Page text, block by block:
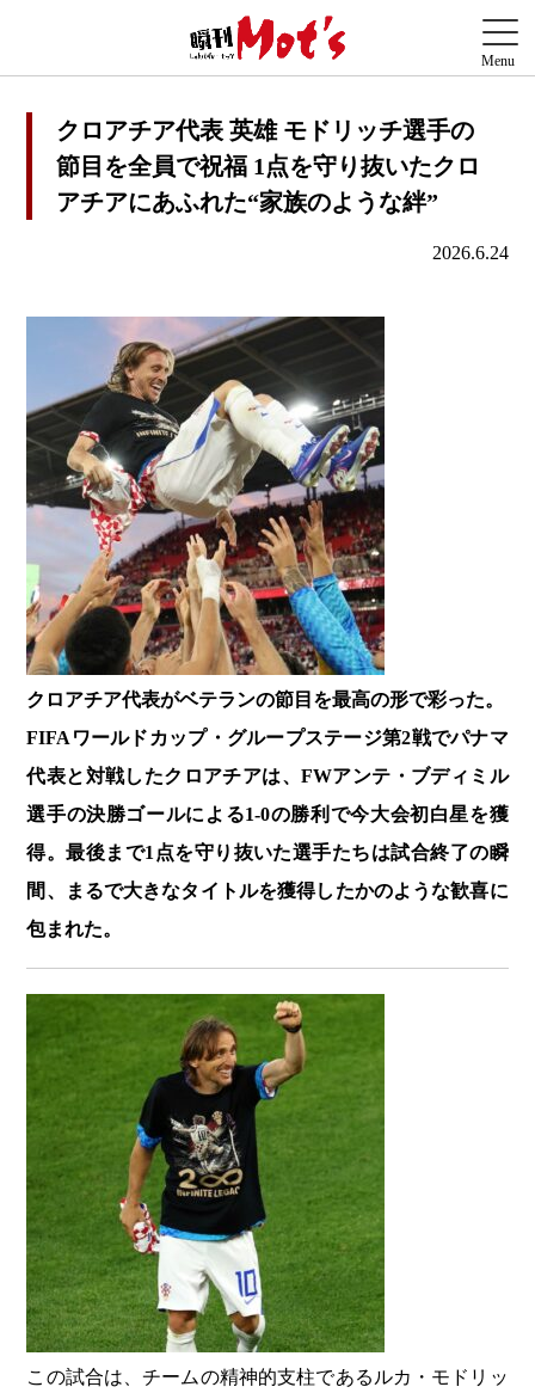
クロアチア代表 英雄 モドリッチ選手の
節目を全員で祝福 1点を守り抜いたクロ
アチアにあふれた“家族のような絆”
2026.6.24
クロアチア代表がベテランの節目を最高の形で彩った。
FIFAワールドカップ・グループステージ第2戦でパナマ
代表と対戦したクロアチアは、FWアンテ・ブディミル
選手の決勝ゴールによる1-0の勝利で今大会初白星を獲
得。最後まで1点を守り抜いた選手たちは試合終了の瞬
間、まるで大きなタイトルを獲得したかのような歓喜に
包まれた。
この試合は、チームの精神的支柱であるルカ・モドリッ